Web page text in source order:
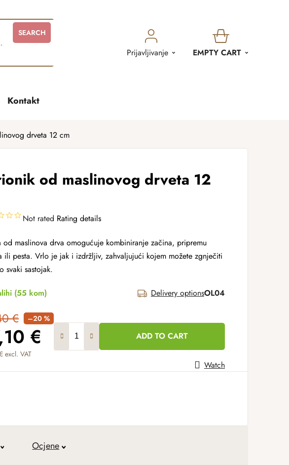
SEARCH
Prijavljivanje
SHOPPING
EMPTY CART
Kontakt
drveta 12 cm
od maslinovog drveta 12
Not rated Rating details
od maslinova drva omogućuje kombiniranje začina, pripremu
ili pesta. Vrlo je jak i izdržljiv, zahvaljujući kojem možete zgnječiti
svaki sastojak.
(55 kom) Delivery optionsOL04
€ –20 %
€
excl. VAT
price:
ADD TO CART
Watch
Ocjene